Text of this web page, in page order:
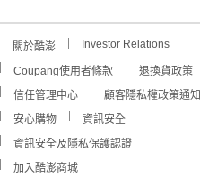
關於酷澎 Investor Relations
Coupang使用者條款
退換貨政策
信任管理中心
顧客隱私權政策通知
安心購物
資訊安全
資訊安全及隱私保護認證
加入酷澎商城